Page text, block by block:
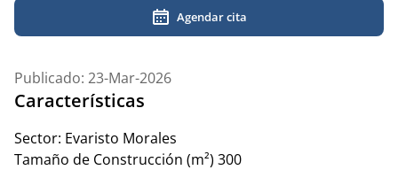
Agendar cita
Publicado: 23-Mar-2026
Características
Sector: Evaristo Morales
Tamaño de Construcción (m²) 300